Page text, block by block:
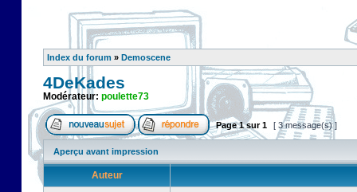
Index du forum » Demoscene
4DeKades
Modérateur: poulette73
Page1sur1 [ 3 message(s) ]
Aperçu avant impression
Auteur